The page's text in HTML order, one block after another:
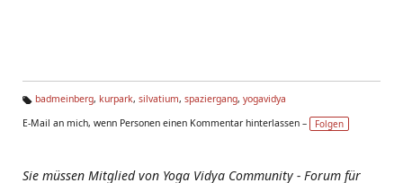
g
badmeinberg, kurpark, silvatium, spaziergang, yogavidya
E-Mail an mich, wenn Personen einen Kommentar hinterlassen –
Folgen
Sie müssen Mitglied von Yoga Vidya Community - Forum für